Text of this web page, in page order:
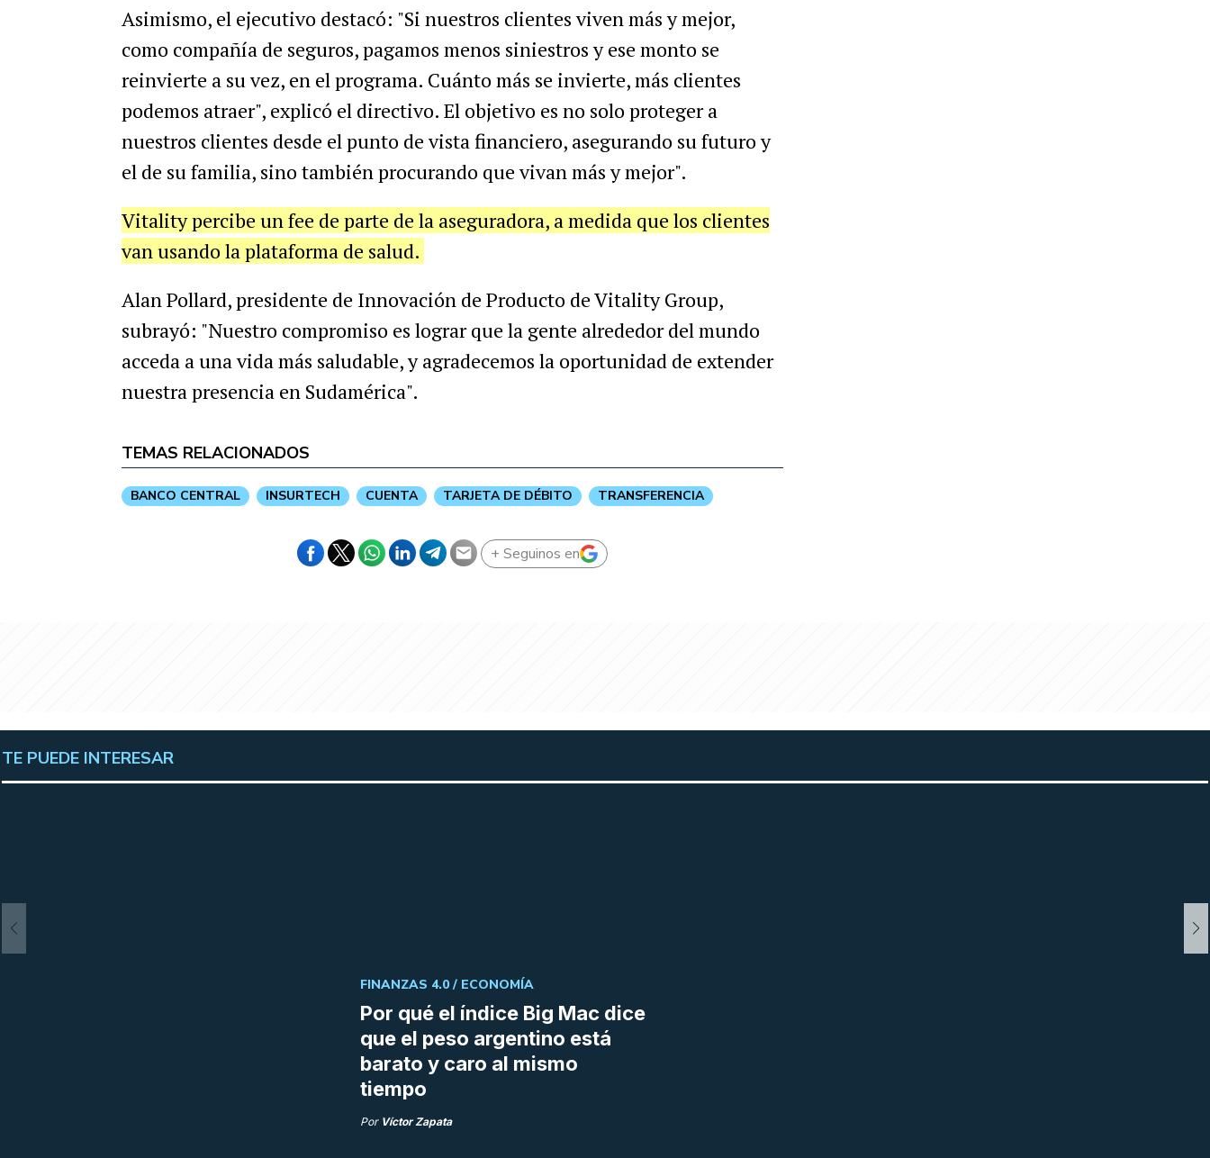
Asimismo, el ejecutivo destacó: "Si nuestros clientes viven más y mejor,
como compañía de seguros, pagamos menos siniestros y ese monto se
reinvierte a su vez, en el programa. Cuánto más se invierte, más clientes
podemos atraer", explicó el directivo. El objetivo es no solo proteger a
nuestros clientes desde el punto de vista financiero, asegurando su futuro y
el de su familia, sino también procurando que vivan más y mejor".
Vitality percibe un fee de parte de la aseguradora, a medida que los clientes
van usando la plataforma de salud.
Alan Pollard, presidente de Innovación de Producto de Vitality Group,
subrayó: "Nuestro compromiso es lograr que la gente alrededor del mundo
acceda a una vida más saludable, y agradecemos la oportunidad de extender
nuestra presencia en Sudamérica".
TEMAS RELACIONADOS
BANCO CENTRAL INSURTECH CUENTA TARJETA DE DÉBITO TRANSFERENCIA
+ Seguinos en
TE PUEDE INTERESAR
Por qué el índice Big Mac dice
que el peso argentino está
barato y caro al mismo
tiempo
FINANZAS 4.0 / ECONOMÍA
Por Víctor Zapata